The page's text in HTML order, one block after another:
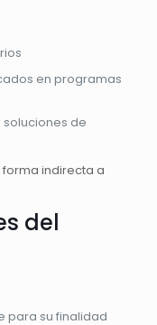
en programas
de
indirecta a
del
para su finalidad